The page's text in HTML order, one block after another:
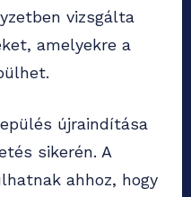
vizsgálta
amelyekre a
újraindítása
sikerén. A
ahhoz, hogy